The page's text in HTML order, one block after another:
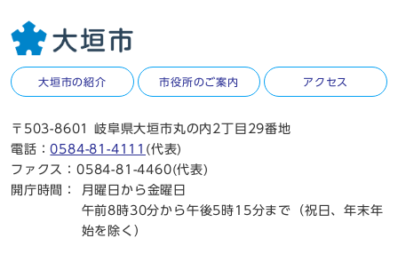
大垣市の紹介 市役所のご案内 アクセス
〒503-8601 岐阜県大垣市丸の内2丁目29番地
電話：0584-81-4111 (代表)
ファクス：0584-81-4460(代表)
開庁時間：
月曜日から金曜日
午前8時30分から午後5時15分まで（祝日、年末年
始を除く）